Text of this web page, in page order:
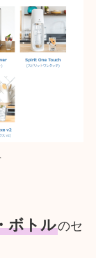
ボトルのセ